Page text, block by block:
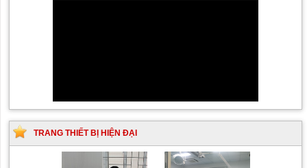
TRANG THIẾT BỊ HIỆN ĐẠI